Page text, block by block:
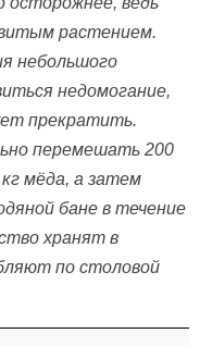
растением.
небольшого
недомогание,
прекратить.
перемешать 200
кг мёда, а затем
бане в течение
хранят в
по столовой